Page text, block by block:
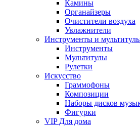
Камины
Органайзеры
Очистители воздуха
Увлажнители
Инструменты и
Инструменты
Мультитулы
Рулетки
Искусство
Граммофоны
Композиции
Наборы дисков
Фигурки
VIP Для дома